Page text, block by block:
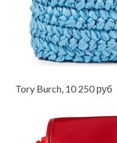
Tory Burch, 10 250 руб